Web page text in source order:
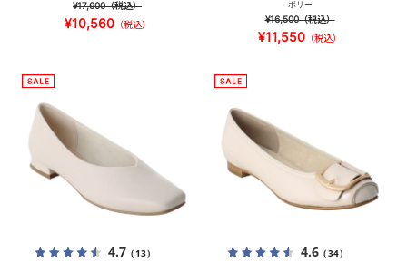
¥17,600（税込）
¥10,560（税込）
ボリー
¥16,500（税込）
¥11,550 （税込）
4.7（13） 4.6（34）